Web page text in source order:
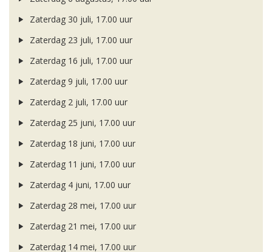
Zaterdag 30 juli, 17.00 uur
Zaterdag 23 juli, 17.00 uur
Zaterdag 16 juli, 17.00 uur
Zaterdag 9 juli, 17.00 uur
Zaterdag 2 juli, 17.00 uur
Zaterdag 25 juni, 17.00 uur
Zaterdag 18 juni, 17.00 uur
Zaterdag 11 juni, 17.00 uur
Zaterdag 4 juni, 17.00 uur
Zaterdag 28 mei, 17.00 uur
Zaterdag 21 mei, 17.00 uur
Zaterdag 14 mei, 17.00 uur